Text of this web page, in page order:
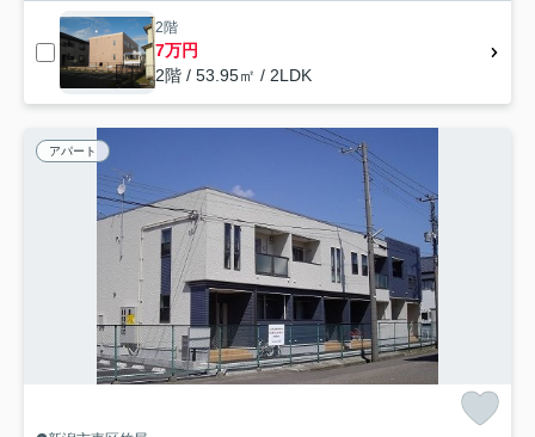
2階
7万円
2階 / 53.95㎡ / 2LDK
アパート